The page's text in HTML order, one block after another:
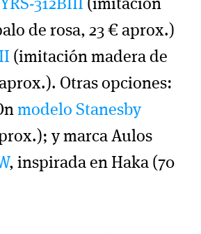
YRS-312BIII (imitación
de rosa, 23 € aprox.)
(imitación madera de
Otras opciones:
modelo Stanesby
y marca Aulos
, inspirada en Haka (70